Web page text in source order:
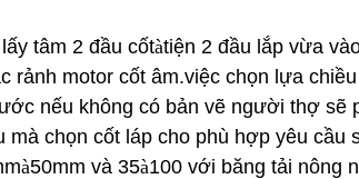
tâm 2 đầu cốtàtiện 2 đầu lắp vừa
rảnh motor cốt âm.việc chọn lựa
nếu không có bản vẽ người thợ sẽ
mà chọn cốt láp cho phù hợp yêu
à50mm và 35à100 với băng tải nông